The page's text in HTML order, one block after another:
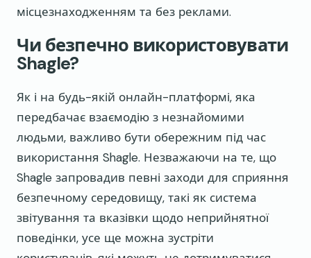
місцезнаходженням та без реклами.
Чи безпечно використовувати
Shagle?
Як і на будь-якій онлайн-платформі, яка
передбачає взаємодію з незнайомими
людьми, важливо бути обережним під час
використання Shagle. Незважаючи на те, що
Shagle запровадив певні заходи для сприяння
безпечному середовищу, такі як система
звітування та вказівки щодо неприйнятної
поведінки, усе ще можна зустріти